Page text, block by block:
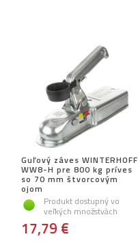
Guľový záves WINTERHOFF
WW8-H pre 800 kg príves
so 70 mm štvorcovým
ojom
Produkt dostupný vo
veľkých množstvách
17,79 €